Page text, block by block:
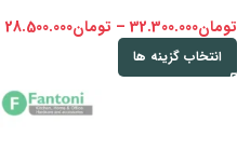
تومان32.300.000
– تومان28.500.000
انتخاب گزینه ها